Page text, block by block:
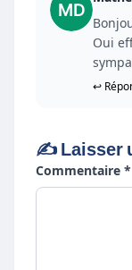
Oui
↩
✍️ Laisser
Commentaire *